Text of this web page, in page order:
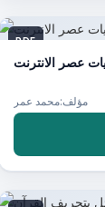
PDF
عصر الانترنت
مؤلف:محمد عمر